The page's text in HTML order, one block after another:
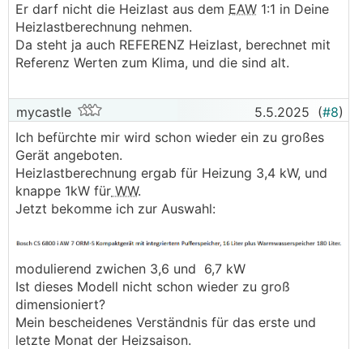
Er darf nicht die Heizlast aus dem EAW 1:1 in Deine
Heizlastberechnung nehmen.
Da steht ja auch REFERENZ Heizlast, berechnet mit
Referenz Werten zum Klima, und die sind alt.
mycastle 5.5.2025 (#8)
Ich befürchte mir wird schon wieder ein zu großes
Gerät angeboten.
Heizlastberechnung ergab für Heizung 3,4 kW, und
knappe 1kW für WW.
Jetzt bekomme ich zur Auswahl:
modulierend zwichen 3,6 und 6,7 kW
Ist dieses Modell nicht schon wieder zu groß
dimensioniert?
Mein bescheidenes Verständnis für das erste und
letzte Monat der Heizsaison.